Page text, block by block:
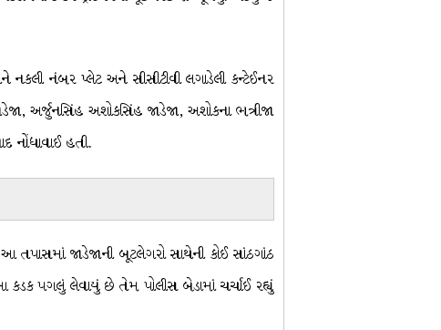
નકલી નંબર પ્લેટ અને સીસીટીવી લગાડેલી કન્ટેઈનર
અર્જુનસિંહ અશોકસિંહ જાડેજા, અશોકના ભત્રીજા
નોંધાવાઈ હતી.
જાડેજાની બૂટલેગરો સાથેની કોઈ સાંઠગાંઠ
પગલું લેવાયું છે તેમ પોલીસ બેડામાં ચર્ચાઈ રહ્યું